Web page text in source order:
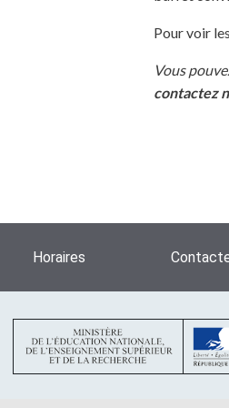
Pour voir
Vous
contactez
Horaires